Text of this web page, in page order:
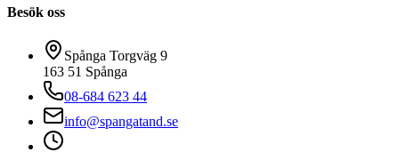
Besök oss
Spånga Torgväg 9
163 51 Spånga
08-684 623 44
info@spangatand.se